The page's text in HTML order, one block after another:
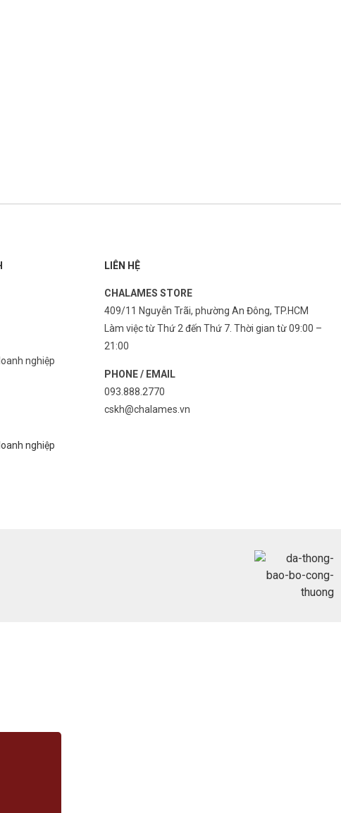
nghiệp
nghiệp
LIÊN HỆ
CHALAMES STORE
409/11 Nguyễn Trãi, phường An Đông, TP.HCM
Làm việc từ Thứ 2 đến Thứ 7. Thời gian từ 09:00 –
21:00
PHONE / EMAIL
093.888.2770
cskh@chalames.vn